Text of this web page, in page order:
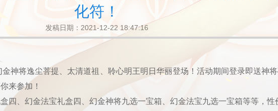
化符！
发稿日期：2021-12-22 18:47:16
神将逸尘菩提、太清道祖、聆心明王明日华丽登场！活动期间登录即送神
来参加！
四、幻金法宝礼盒四、幻金神将九选一宝箱、幻金法宝九选一宝箱等等，性